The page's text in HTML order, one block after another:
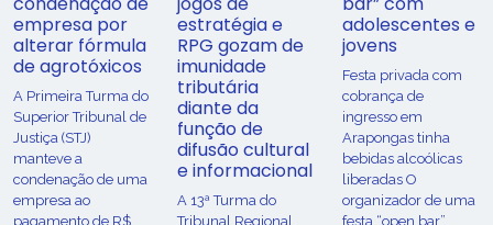
empresa por
alterar fórmula
de agrotóxicos
​A Primeira Turma do
Superior Tribunal de
Justiça (STJ)
manteve a
condenação de uma
empresa ao
pagamento de R$
estratégia e
RPG gozam de
imunidade
tributária
diante da
função de
difusão cultural
e informacional
A 13ª Turma do
Tribunal Regional
adolescentes e
jovens
Festa privada com
cobrança de
ingresso em
Arapongas tinha
bebidas alcoólicas
liberadas O
organizador de uma
festa “open bar”,